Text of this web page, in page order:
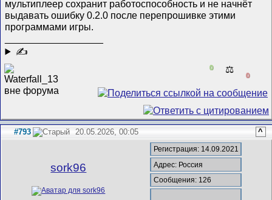
мультиплеер сохранит работоспособность и не начнёт
выдавать ошибку 0.2.0 после перепрошивке этими
программами игры.
✍
0 ⚖️
0
#793 20.05.2026, 00:05 ^
sork96
Регистрация: 14.09.2021
Адрес: Россия
Сообщения: 126